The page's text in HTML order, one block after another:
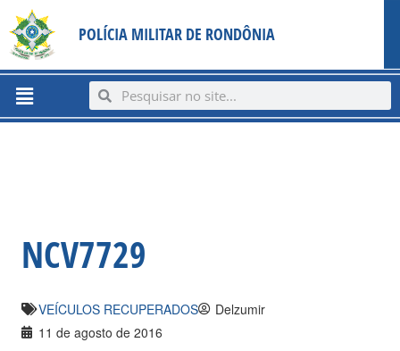
content
para
conteúdo
POLÍCIA MILITAR DE RONDÔNIA
Menu SearchSearch
NCV7729
VEÍCULOS RECUPERADOS
Delzumir
11 de agosto de 2016